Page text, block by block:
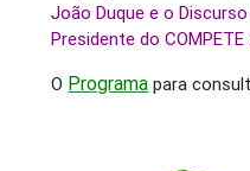
João Duque e o
Presidente do
O Programa para